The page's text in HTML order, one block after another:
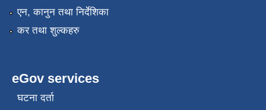
एन, कानुन तथा निर्देशिका
कर तथा शुल्कहरु
eGov services
घटना दर्ता